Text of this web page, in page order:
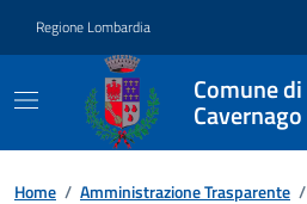
Regione Lombardia
Comune di
Cavernago
Home / Amministrazione Trasparente /